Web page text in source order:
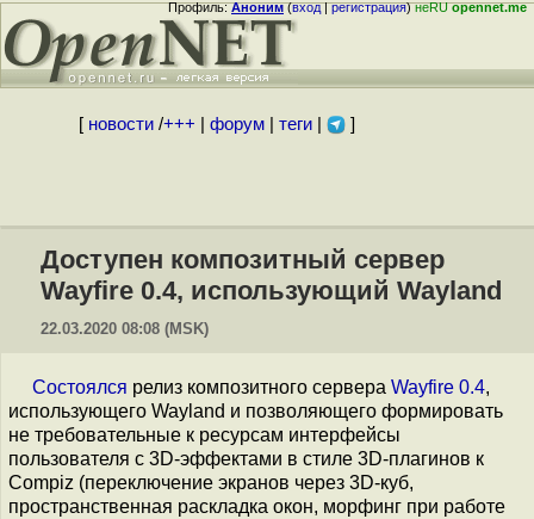
Профиль:Аноним(вход|регистрация)неRUopennet.me
[ новости/+++ форум| теги| ]
Доступен композитный сервер
Wayfire 0.4, использующий Wayland
22.03.2020 08:08 (MSK)
Состоялся релиз композитного сервера Wayfire 0.4,
использующего Wayland и позволяющего формировать
не требовательные к ресурсам интерфейсы
пользователя c 3D-эффектами в стиле 3D-плагинов к
Compiz (переключение экранов через 3D-куб,
пространственная раскладка окон, морфинг при работе